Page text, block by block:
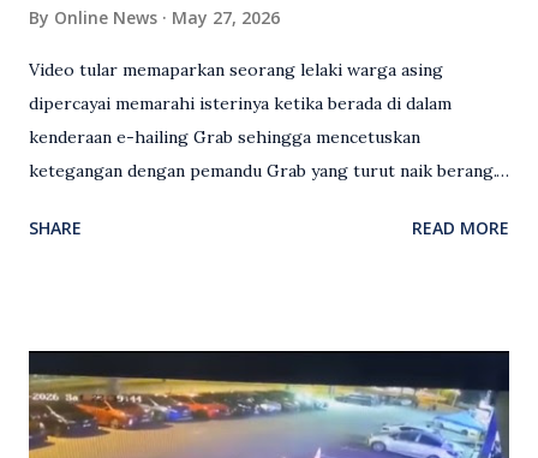
By Online News May 27, 2026
Video tular memaparkan seorang lelaki warga asing
dipercayai memarahi isterinya ketika berada di dalam
kenderaan e-hailing Grab sehingga mencetuskan
ketegangan dengan pemandu Grab yang turut naik berang.
antara seorang lelaki warga asing dengan pemandu Grab
Grab bertindak mempertahankan wanita terbabit sebelum
berlaku pertikaman lidah antara kedua-dua pihak. Video
berkenaan kini tular di media sosial dan mendapat pelbagai
SHARE READ MORE